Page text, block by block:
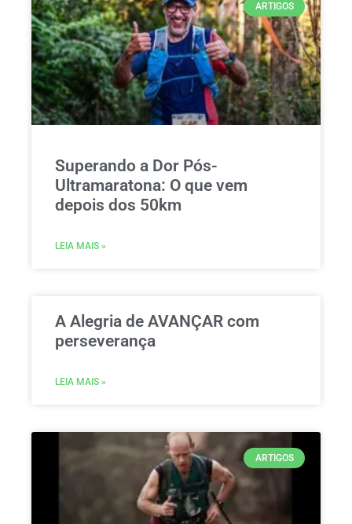
ARTIGOS
Superando a Dor Pós-
Ultramaratona: O que vem
depois dos 50km
LEIA MAIS »
A Alegria de AVANÇAR com
perseverança
LEIA MAIS »
ARTIGOS